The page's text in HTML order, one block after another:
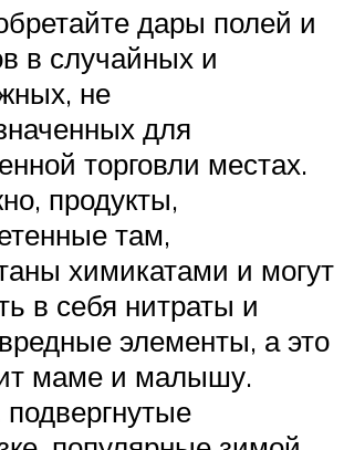
дары полей и
в случайных и
не
для
торговли местах.
продукты,
там,
химикатами и могут
в себя нитраты и
элементы, а это
маме и малышу.